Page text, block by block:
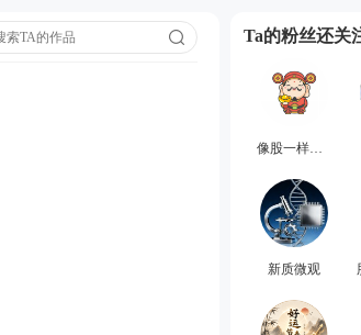
Ta的粉丝还关
像股一样的年青
新质微观